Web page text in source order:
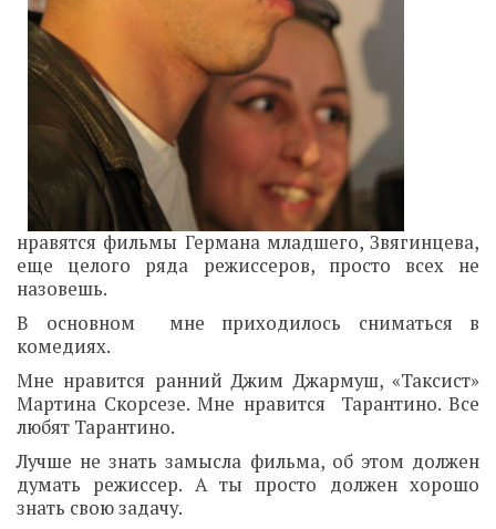
нравятся фильмы Германа младшего, Звягинцева,
еще целого ряда режиссеров, просто всех не
назовешь.
В основном мне приходилось сниматься в
комедиях.
Мне нравится ранний Джим Джармуш, «Таксист»
Мартина Скорсезе. Мне нравится Тарантино. Все
любят Тарантино.
Лучше не знать замысла фильма, об этом должен
думать режиссер. А ты просто должен хорошо
знать свою задачу.